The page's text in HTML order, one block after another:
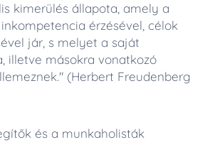
kimerülés állapota, amely a
érzésével, célok
jár, s melyet a saját
illetve másokra vonatkozó
(Herbert Freudenberg
és a munkaholisták